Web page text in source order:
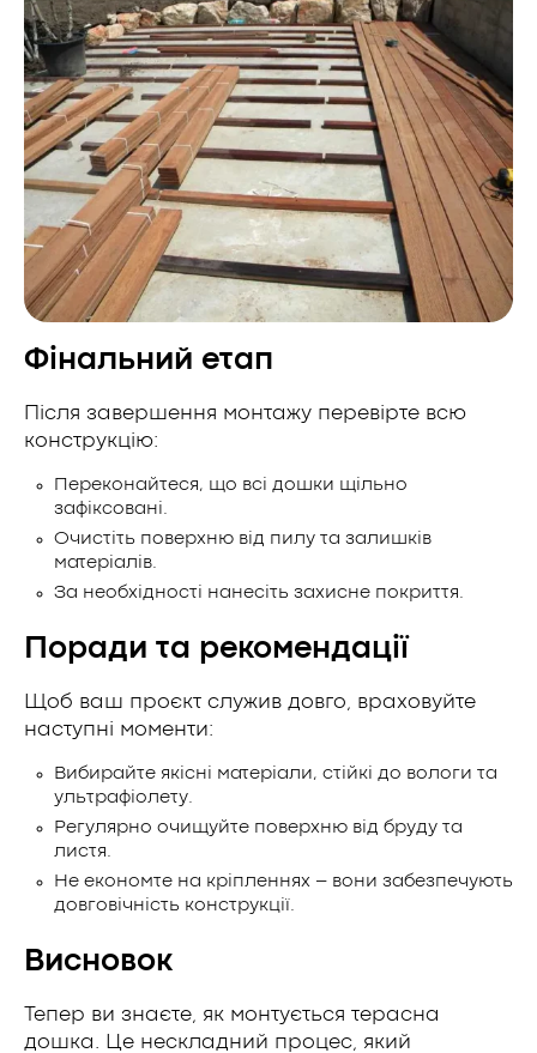
Фінальний етап
Після завершення монтажу перевірте всю
конструкцію:
Переконайтеся, що всі дошки щільно
зафіксовані.
Очистіть поверхню від пилу та залишків
матеріалів.
За необхідності нанесіть захисне покриття.
Поради та рекомендації
Щоб ваш проєкт служив довго, враховуйте
наступні моменти:
Вибирайте якісні матеріали, стійкі до вологи та
ультрафіолету.
Регулярно очищуйте поверхню від бруду та
листя.
Не економте на кріпленнях – вони забезпечують
довговічність конструкції.
Висновок
Тепер ви знаєте, як монтується терасна
дошка. Це нескладний процес, який